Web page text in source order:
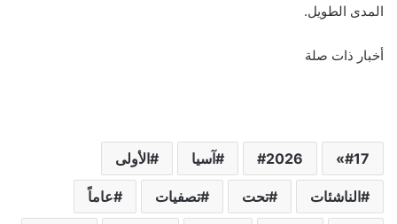
المدى الطويل.
أخبار ذات صلة
17»
2026 آسيا الأولى
الناشئات تحت تصفيات عاماً